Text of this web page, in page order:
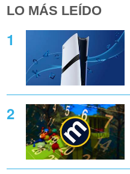
LO MÁS LEÍDO